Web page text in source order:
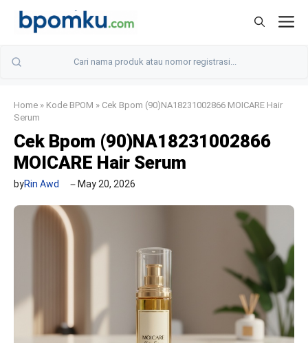
Skip
Home » Kode BPOM » Cek Bpom (90)NA18231002866 MOICARE Hair
Serum
Cek Bpom (90)NA18231002866
MOICARE Hair Serum
byRin Awd May 20, 2026